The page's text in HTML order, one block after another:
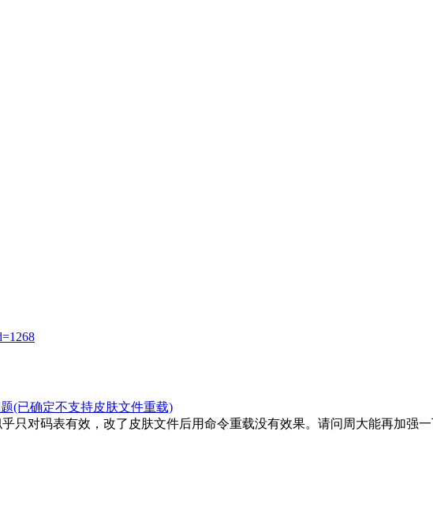
(已确定不支持皮肤文件重载)
只对码表有效，改了皮肤文件后用命令重载没有效果。请问周大能再加强一